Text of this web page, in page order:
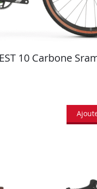
10 Carbone